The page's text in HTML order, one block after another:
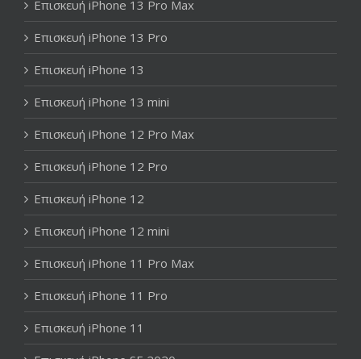
Επισκευή iPhone 13 Pro Max
Επισκευή iPhone 13 Pro
Επισκευή iPhone 13
Επισκευή iPhone 13 mini
Επισκευή iPhone 12 Pro Max
Επισκευή iPhone 12 Pro
Επισκευή iPhone 12
Επισκευή iPhone 12 mini
Επισκευή iPhone 11 Pro Max
Επισκευή iPhone 11 Pro
Επισκευή iPhone 11